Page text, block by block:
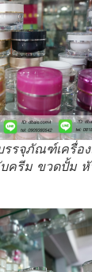
รรจุภัณฑ์เครื่อ
ครีม ขวดปั้ม